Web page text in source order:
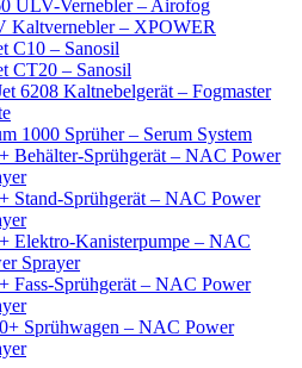
ULV-Vernebler – Airofog
Kaltvernebler – XPOWER
C10 – Sanosil
CT20 – Sanosil
6208 Kaltnebelgerät – Fogmaster
1000 Sprüher – Serum System
Behälter-Sprühgerät – NAC Power
Stand-Sprühgerät – NAC Power
Elektro-Kanisterpumpe – NAC
Sprayer
Fass-Sprühgerät – NAC Power
Sprühwagen – NAC Power